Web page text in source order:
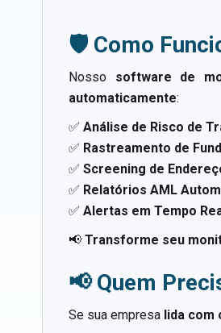
🛡️ Como
Nosso software de
automaticamente:
✅ Análise de Risco de
✅ Rastreamento de
✅ Screening de
✅ Relatórios AML
✅ Alertas em Tempo
📢 Transforme seu
📢 Quem
Se sua empresa lida com